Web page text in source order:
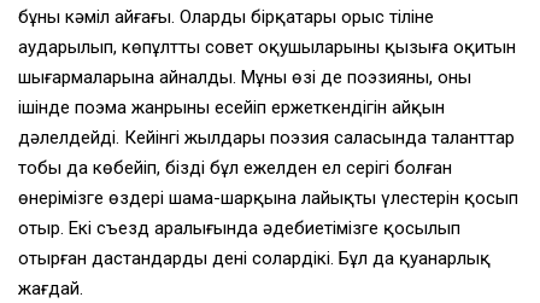
бұның кәміл айғағы. Олардың бірқатары орыс тіліне
аударылып, көпұлтты совет оқушыларының қызыға оқитын
шығармаларына айналды. Мұның өзі де поэзияның, оның
ішінде поэма жанрының есейіп ержеткендігін айқын
дәлелдейді. Кейінгі жылдары поэзия саласында таланттар
тобы да көбейіп, біздің бұл ежелден ел серігі болған
өнерімізге өздері шама-шарқына лайықты үлестерін қосып
отыр. Екі съезд аралығында әдебиетімізге қосылып
отырған дастандардың дені солардікі. Бұл да қуанарлық
жағдай.